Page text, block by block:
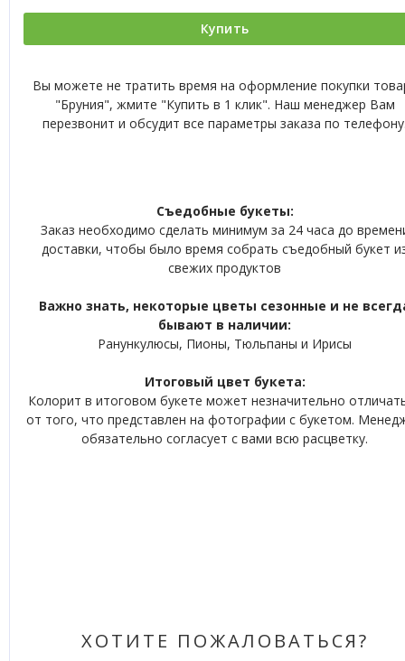
Купить
Вы можете не тратить время на оформление покупки
"Бруния", жмите "Купить в 1 клик". Наш менеджер Вам
перезвонит и обсудит все параметры заказа по
Съедобные букеты:
Заказ необходимо сделать минимум за 24 часа до
доставки, чтобы было время собрать съедобный букет
свежих продуктов
Важно знать, некоторые цветы сезонные и не
бывают в наличии:
Ранункулюсы, Пионы, Тюльпаны и Ирисы
Итоговый цвет букета:
Колорит в итоговом букете может незначительно
от того, что представлен на фотографии с букетом.
обязательно согласует с вами всю расцветку.
ХОТИТЕ ПОЖАЛОВАТЬСЯ?